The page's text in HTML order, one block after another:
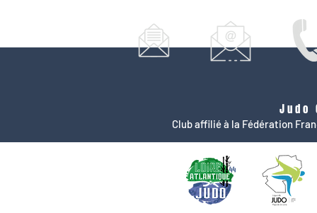
Judo
Club affilié à la Fédération